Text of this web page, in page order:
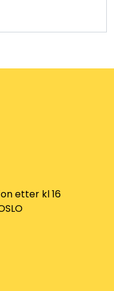
etter kl 16